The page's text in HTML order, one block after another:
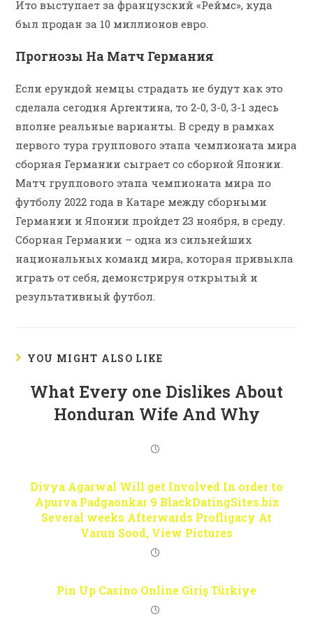
Ито выступает за французский «Реймс», куда
был продан за 10 миллионов евро.
Прогнозы На Матч Германия
Если ерундой немцы страдать не будут как это
сделала сегодня Аргентина, то 2-0, 3-0, 3-1 здесь
вполне реальные варианты. В среду в рамках
первого тура группового этапа чемпионата мира
сборная Германии сыграет со сборной Японии.
Матч группового этапа чемпионата мира по
футболу 2022 года в Катаре между сборными
Германии и Японии пройдет 23 ноября, в среду.
Сборная Германии – одна из сильнейших
национальных команд мира, которая привыкла
играть от себя, демонстрируя открытый и
результативный футбол.
YOU MIGHT ALSO LIKE
What Every one Dislikes About
Honduran Wife And Why
Divya Agarwal Will get Involved In order to
Apurva Padgaonkar 9 BlackDatingSites.biz
Several weeks Afterwards Profligacy At
Varun Sood, View Pictures
Pin Up Casino Online Giriş Türkiye